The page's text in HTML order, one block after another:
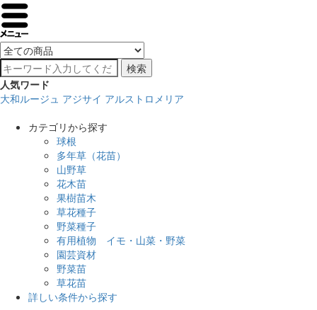
検索
人気ワード
大和ルージュ アジサイ アルストロメリア
カテゴリから探す
球根
多年草（花苗）
山野草
花木苗
果樹苗木
草花種子
野菜種子
有用植物 イモ・山菜・野菜
園芸資材
野菜苗
草花苗
詳しい条件から探す